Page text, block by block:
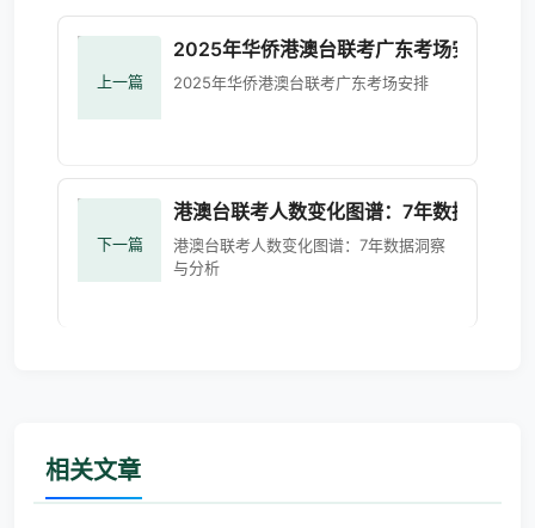
上一篇
2025年华侨港澳台联考广东考场安排
2025年华侨港澳台联考广东考场安排
下一篇
港澳台联考人数变化图谱：7年数据洞察与
港澳台联考人数变化图谱：7年数据洞察
与分析
相关文章